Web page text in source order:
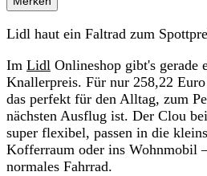
Lidl haut ein Faltrad zum
Im Lidl Onlineshop gibt's gerade
Knallerpreis. Für nur 258,22
das perfekt für den Alltag, zum
nächsten Ausflug ist. Der Clou
super flexibel, passen in die
Kofferraum oder ins Wohnmobil
normales Fahrrad.